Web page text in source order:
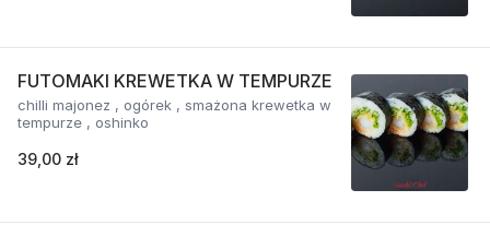
FUTOMAKI KREWETKA W TEMPURZE
chilli majonez , ogórek , smażona krewetka w
tempurze , oshinko
39,00 zł